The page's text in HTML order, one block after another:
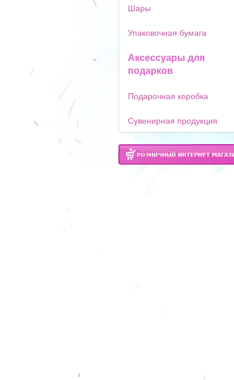
Шары
Упаковочная бумага
Аксессуары для
подарков
Подарочная коробка
Сувенирная продукция